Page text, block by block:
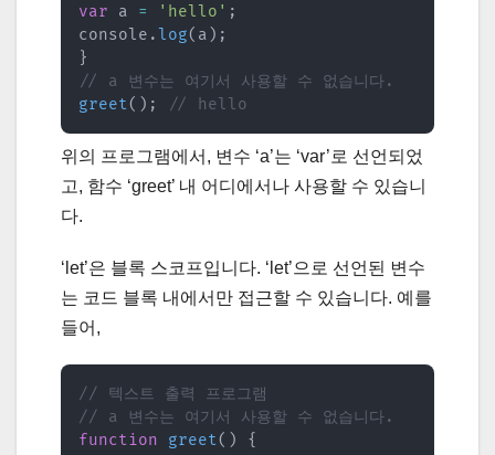
var a = 'hello' ;
console .log( a ) ;
}
// a 변수는 여기서 사용할 수 없습니다.
greet( ) ; // hello
위의 프로그램에서, 변수 ‘a’는 ‘var’로 선언되었
고, 함수 ‘greet’ 내 어디에서나 사용할 수 있습니
다.
‘let’은 블록 스코프입니다. ‘let’으로 선언된 변수
는 코드 블록 내에서만 접근할 수 있습니다. 예를
들어,
// 텍스트 출력 프로그램
// a 변수는 여기서 사용할 수 없습니다.
function
greet( )
{